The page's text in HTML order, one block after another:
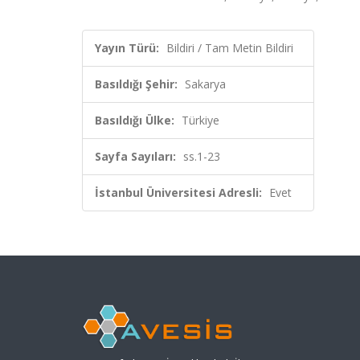
Yayın Türü: Bildiri / Tam Metin Bildiri
Basıldığı Şehir: Sakarya
Basıldığı Ülke: Türkiye
Sayfa Sayıları: ss.1-23
İstanbul Üniversitesi Adresli: Evet